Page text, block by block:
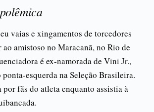
vaias e xingamentos de torcedores
ao amistoso no Maracanã, no Rio de
é ex-namorada de Vini Jr.,
ponta-esquerda na Seleção Brasileira.
por fãs do atleta enquanto assistia à